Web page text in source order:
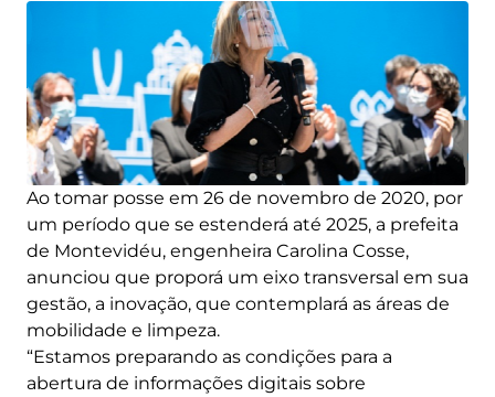
Ao tomar posse em 26 de novembro de 2020, por
um período que se estenderá até 2025, a prefeita
de Montevidéu, engenheira Carolina Cosse,
anunciou que proporá um eixo transversal em sua
gestão, a inovação, que contemplará as áreas de
mobilidade e limpeza.
“Estamos preparando as condições para a
abertura de informações digitais sobre